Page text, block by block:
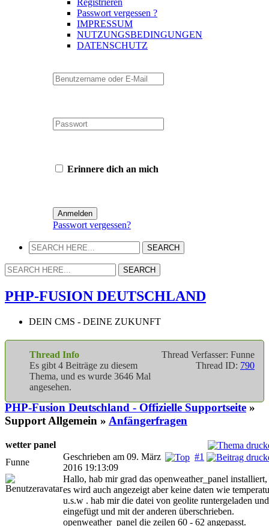
Passwort vergessen ?
IMPRESSUM
NUTZUNGSBEDINGUNGEN
DATENSCHUTZ
Erinnere dich an mich
Passwort vergessen?
PHP-FUSION DEUTSCHLAND
DEIN CMS - DEINE ZUKUNFT
Thread Verfasser: Funne
Thread ID: 790
Thread Info
Es gibt 4 Beiträge zu diesem
Thema, und es wurde 3646 Mal
angesehen.
PHP-Fusion Deutschland - Offizielle Supportseite »
Support Allgemein » Anfängerfragen
wetter panel
Funne
#1
Geschrieben am 09. März
2016 19:13:09
Hallo, hab mir grad das openweather_panel installiert,
es wird auch angezeigt aber keine daten wie
u.s.w . hab mir die datei von geolite runtergeladen und
eingefügt und mit der anderen überschrieben.
openweather_panel die zeilen 60 - 62 angepasst.